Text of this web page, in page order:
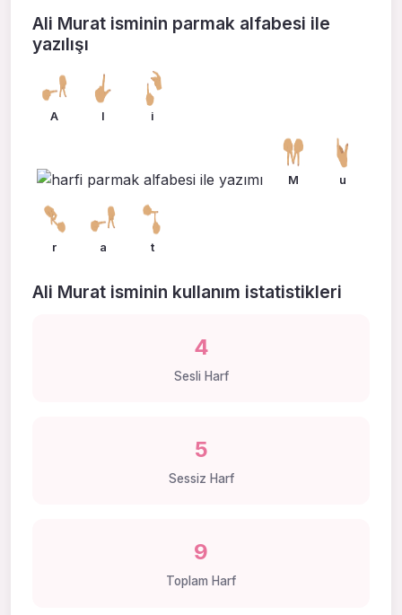
Ali Murat isminin parmak alfabesi ile
yazılışı
A l i
M u
r a t
Ali Murat isminin kullanım istatistikleri
4
Sesli Harf
5
Sessiz Harf
9
Toplam Harf